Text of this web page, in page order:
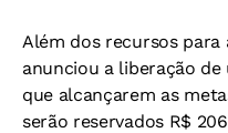
Além dos recursos para
anunciou a liberação
que alcançarem as
serão reservados R$